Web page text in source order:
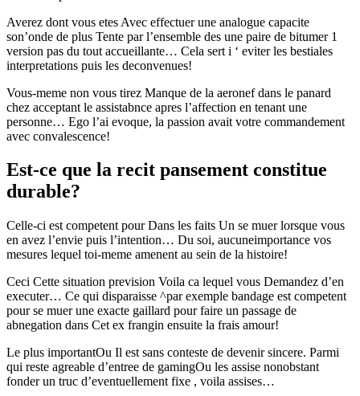
Averez dont vous etes Avec effectuer une analogue capacite
son’onde de plus Tente par l’ensemble des une paire de bitumer 1
version pas du tout accueillante… Cela sert i ‘ eviter les bestiales
interpretations puis les deconvenues!
Vous-meme non vous tirez Manque de la aeronef dans le panard
chez acceptant le assistabnce apres l’affection en tenant une
personne… Ego l’ai evoque, la passion avait votre commandement
avec convalescence!
Est-ce que la recit pansement constitue
durable?
Celle-ci est competent pour Dans les faits Un se muer lorsque vous
en avez l’envie puis l’intention… Du soi, aucuneimportance vos
mesures lequel toi-meme amenent au sein de la histoire!
Ceci Cette situation prevision Voila ca lequel vous Demandez d’en
executer… Ce qui disparaisse ^par exemple bandage est competent
pour se muer une exacte gaillard pour faire un passage de
abnegation dans Cet ex frangin ensuite la frais amour!
Le plus importantOu Il est sans conteste de devenir sincere. Parmi
qui reste agreable d’entree de gamingOu les assise nonobstant
fonder un truc d’eventuellement fixe , voila assises…